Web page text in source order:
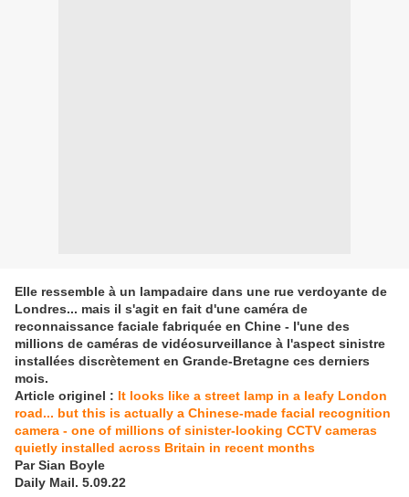
Elle ressemble à un lampadaire dans une rue verdoyante de
Londres... mais il s'agit en fait d'une caméra de
reconnaissance faciale fabriquée en Chine - l'une des
millions de caméras de vidéosurveillance à l'aspect sinistre
installées discrètement en Grande-Bretagne ces derniers
mois.
Article originel : It looks like a street lamp in a leafy London
road... but this is actually a Chinese-made facial recognition
camera - one of millions of sinister-looking CCTV cameras
quietly installed across Britain in recent months
Par Sian Boyle
Daily Mail. 5.09.22